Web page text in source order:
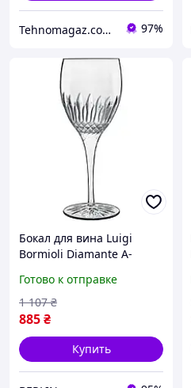
Tehnomagaz.com.ua - это передовой интернет-магазин, специализирующийся на продаже техники 97%
Бокал для вина Luigi
Bormioli Diamante A-
мл sea
Готово к отправке
885₴
1 107 ₴
Купить